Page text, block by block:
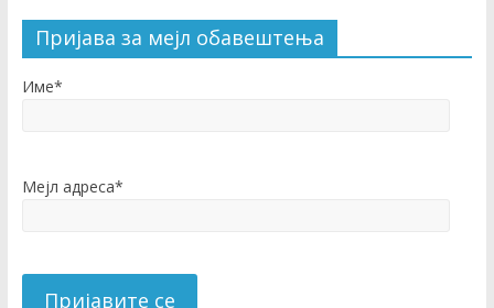
Пријава за мејл обавештења
Име*
Мејл адреса*